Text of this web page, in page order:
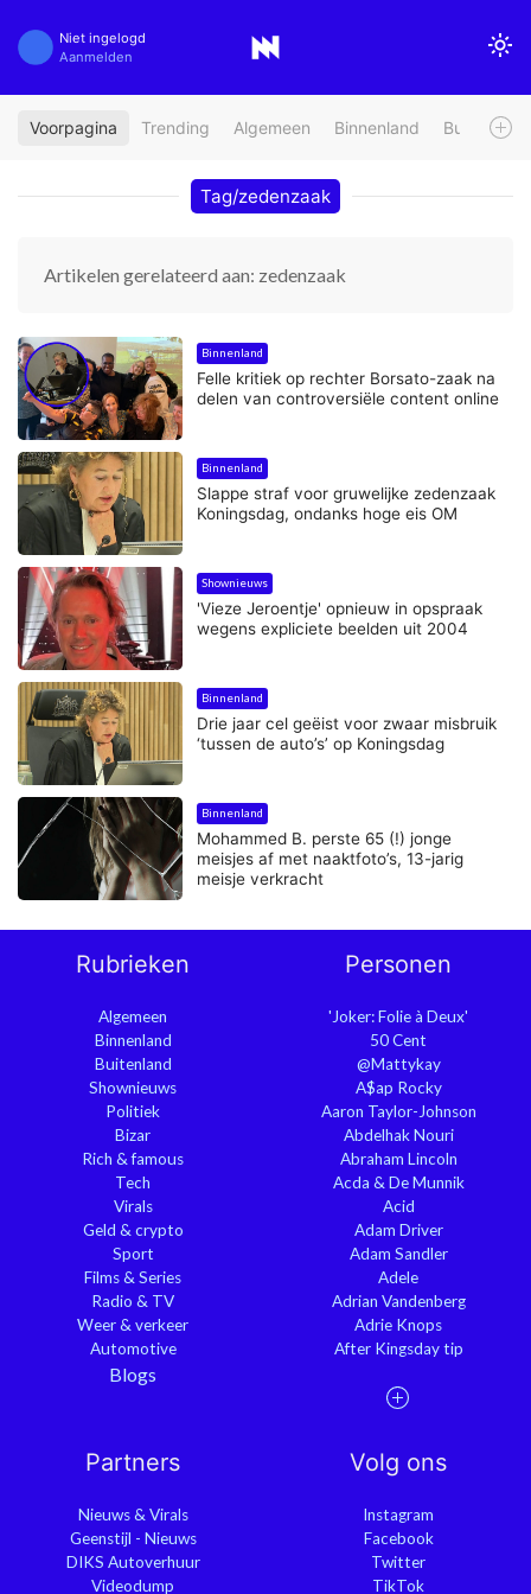
Niet ingelogd
Aanmelden
Voorpagina Trending Algemeen Binnenland Buitenland
Tag/zedenzaak
Artikelen gerelateerd aan: zedenzaak
Binnenland
Felle kritiek op rechter Borsato-zaak na
delen van controversiële content online
Binnenland
Slappe straf voor gruwelijke zedenzaak
Koningsdag, ondanks hoge eis OM
Shownieuws
'Vieze Jeroentje' opnieuw in opspraak
wegens expliciete beelden uit 2004
Binnenland
Drie jaar cel geëist voor zwaar misbruik
‘tussen de auto’s’ op Koningsdag
Binnenland
Mohammed B. perste 65 (!) jonge
meisjes af met naaktfoto’s, 13-jarig
meisje verkracht
Rubrieken
Algemeen
Binnenland
Buitenland
Shownieuws
Politiek
Bizar
Rich & famous
Tech
Virals
Geld & crypto
Sport
Films & Series
Radio & TV
Weer & verkeer
Automotive
Blogs
Personen
'Joker: Folie à Deux'
50 Cent
@Mattykay
A$ap Rocky
Aaron Taylor-Johnson
Abdelhak Nouri
Abraham Lincoln
Acda & De Munnik
Acid
Adam Driver
Adam Sandler
Adele
Adrian Vandenberg
Adrie Knops
After Kingsday tip
Partners
Nieuws & Virals
Geenstijl - Nieuws
DIKS Autoverhuur
Videodump
Volg ons
Instagram
Facebook
Twitter
TikTok